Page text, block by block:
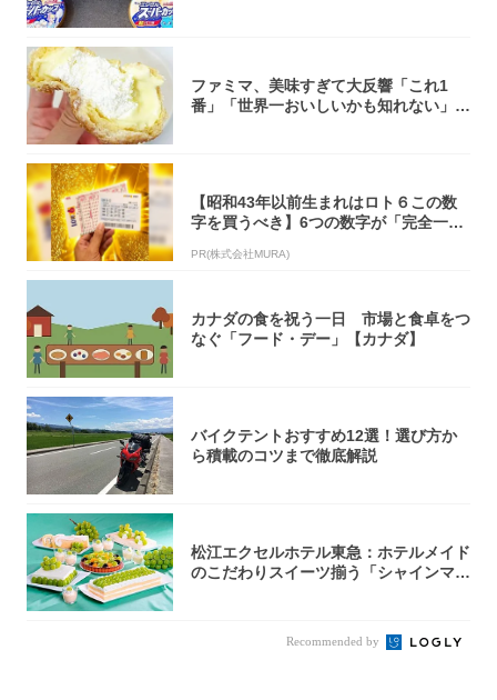
ファミマ、美味すぎて大反響「これ1
番」「世界一おいしいかも知れない」
【昭和43年以前生まれはロト６この数
字を買うべき】6つの数字が「完全一
PR(株式会社MURA)
カナダの食を祝う一日 市場と食卓をつ
なぐ「フード・デー」【カナダ】
バイクテントおすすめ12選！選び方か
ら積載のコツまで徹底解説
松江エクセルホテル東急：ホテルメイド
のこだわりスイーツ揃う「シャインマス
Recommended by